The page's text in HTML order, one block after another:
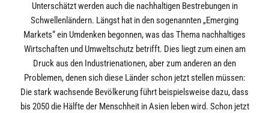
Unterschätzt werden auch die nachhaltigen Bestrebungen in
Schwellenländern. Längst hat in den sogenannten „Emerging
Markets“ ein Umdenken begonnen, was das Thema nachhaltiges
Wirtschaften und Umweltschutz betrifft. Dies liegt zum einen am
Druck aus den Industrienationen, aber zum anderen an den
Problemen, denen sich diese Länder schon jetzt stellen müssen:
Die stark wachsende Bevölkerung führt beispielsweise dazu, dass
bis 2050 die Hälfte der Menschheit in Asien leben wird. Schon jetzt